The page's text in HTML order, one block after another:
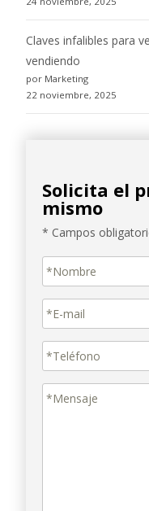
Claves infalibles para
vendiendo
por Marketing
22 noviembre, 2025